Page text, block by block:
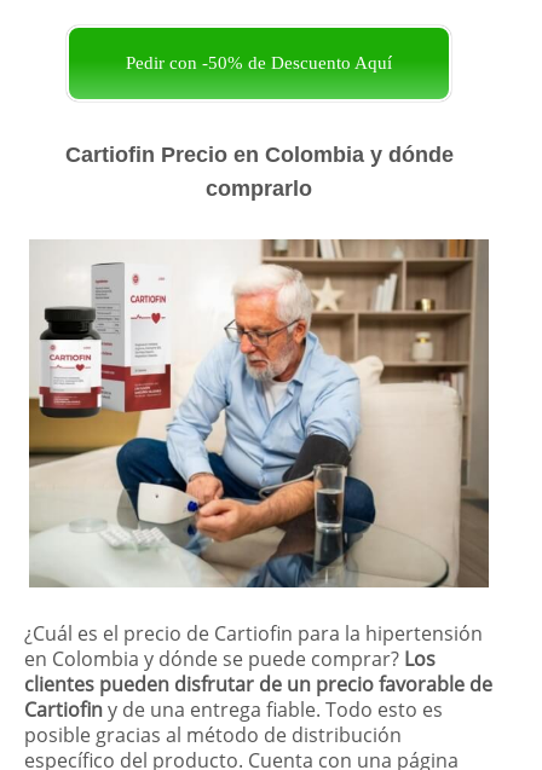
Pedir con -50% de Descuento Aquí
Cartiofin Precio en Colombia y dónde
comprarlo
¿Cuál es el precio de Cartiofin para la hipertensión
en Colombia y dónde se puede comprar? Los
clientes pueden disfrutar de un precio favorable de
Cartiofiny de una entrega fiable. Todo esto es
posible gracias al método de distribución
específico del producto. Cuenta con una página